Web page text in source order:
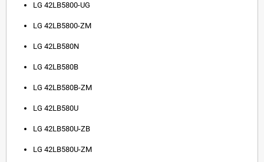
LG 42LB5800-UG
LG 42LB5800-ZM
LG 42LB580N
LG 42LB580B
LG 42LB580B-ZM
LG 42LB580U
LG 42LB580U-ZB
LG 42LB580U-ZM